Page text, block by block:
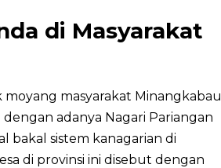
di Masyarakat
masyarakat Minangkabau
adanya Nagari Pariangan
bakal sistem kanagarian di
di provinsi ini disebut dengan